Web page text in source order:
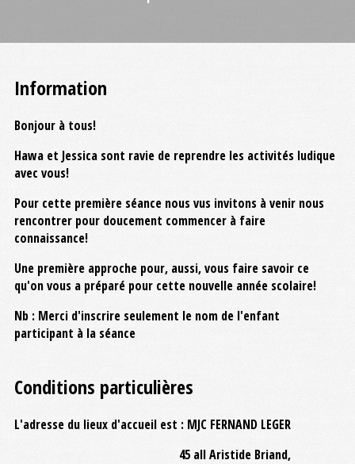
Information
Bonjour à tous!
Hawa et Jessica sont ravie de reprendre les activités ludique
avec vous!
Pour cette première séance nous vus invitons à venir nous
rencontrer pour doucement commencer à faire
connaissance!
Une première approche pour, aussi, vous faire savoir ce
qu'on vous a préparé pour cette nouvelle année scolaire!
Nb : Merci d'inscrire seulement le nom de l'enfant
participant à la séance
Conditions particulières
L'adresse du lieux d'accueil est : MJC FERNAND LEGER
45 all Aristide Briand,